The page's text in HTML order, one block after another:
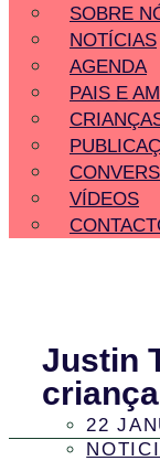
SOBRE
NOTÍCIAS
AGENDA
PAIS E
VÍDEOS
Justin
22